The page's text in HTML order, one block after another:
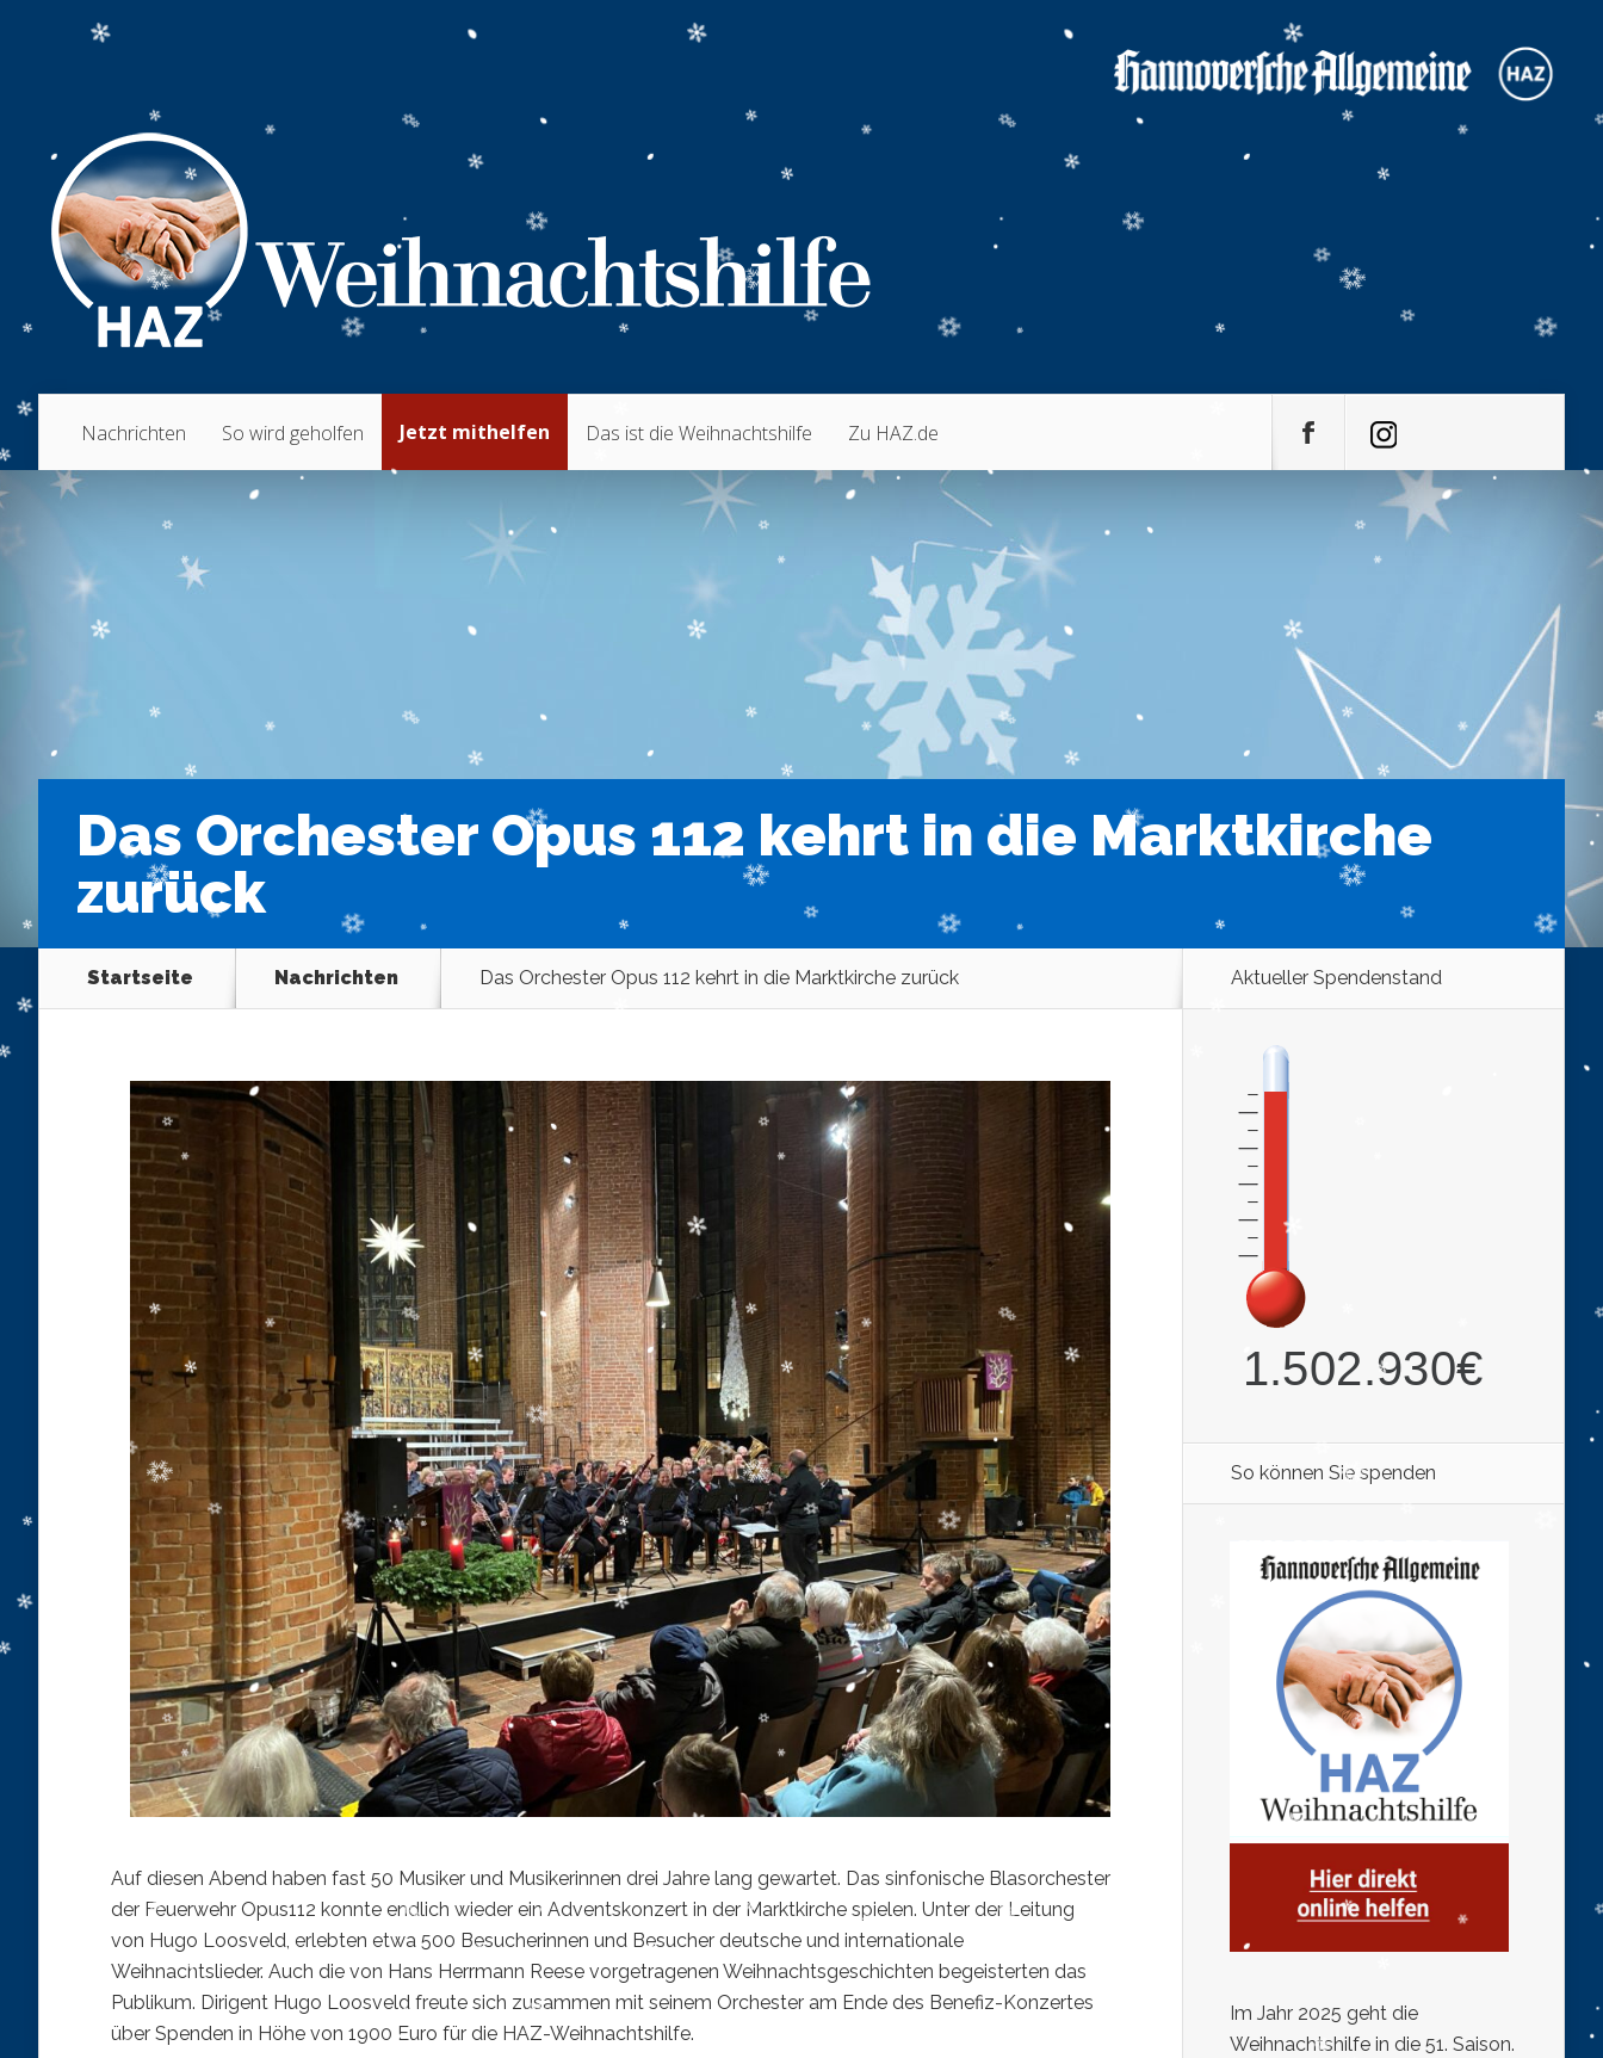
Nachrichten So wird geholfen Jetzt mithelfen Das ist die Weihnachtshilfe Zu HAZ.de
Das Orchester Opus 112 kehrt in die Marktkirche
zurück
Startseite Nachrichten Das Orchester Opus 112 kehrt in die Marktkirche zurück
Auf diesen Abend haben fast 50 Musiker und Musikerinnen drei Jahre lang gewartet. Das sinfonische Blasorchester
der Feuerwehr Opus112 konnte endlich wieder ein Adventskonzert in der Marktkirche spielen. Unter der Leitung
von Hugo Loosveld, erlebten etwa 500 Besucherinnen und Besucher deutsche und internationale
Weihnachtslieder. Auch die von Hans Herrmann Reese vorgetragenen Weihnachtsgeschichten begeisterten das
Publikum. Dirigent Hugo Loosveld freute sich zusammen mit seinem Orchester am Ende des Benefiz-Konzertes
über Spenden in Höhe von 1900 Euro für die HAZ-Weihnachtshilfe.
Aktueller Spendenstand
So können Sie spenden
Im Jahr 2025 geht die
Weihnachtshilfe in die 51. Saison.